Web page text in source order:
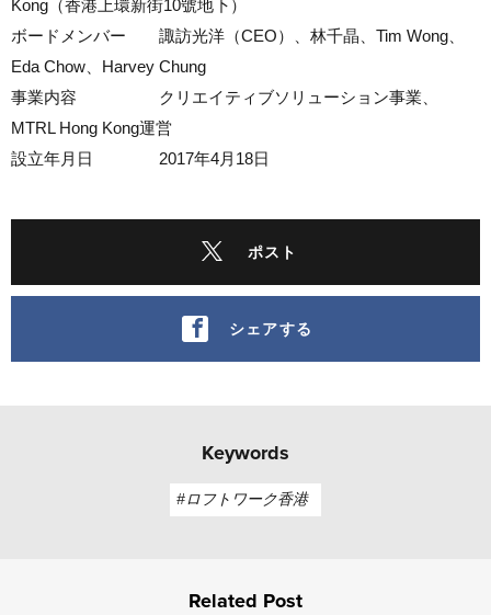
Kong（香港上環新街10號地下）
ボードメンバー 諏訪光洋（CEO）、林千晶、Tim Wong、
Eda Chow、Harvey Chung
事業内容 クリエイティブソリューション事業、
MTRL Hong Kong運営
設立年月日 2017年4月18日
ポスト
シェアする
Keywords
#ロフトワーク香港
Related Post